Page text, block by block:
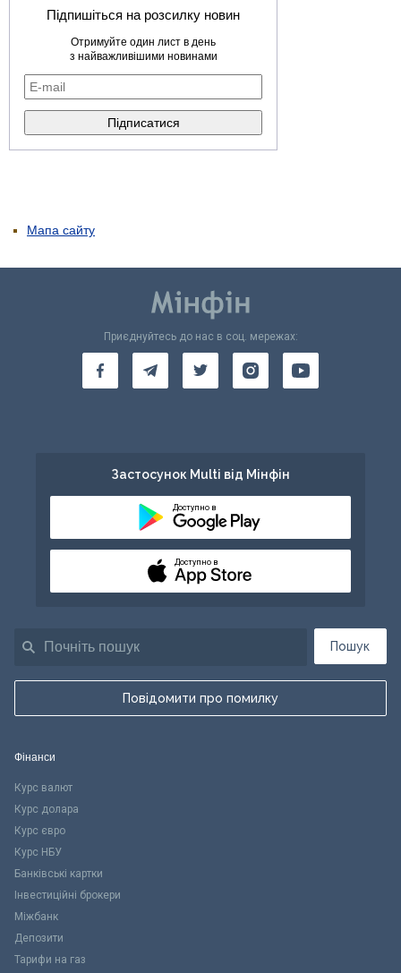
Підпишіться на розсилку новин
Отримуйте один лист в день
з найважливішими новинами
Мапа сайту
Пошук
Повідомити про помилку
Приєднуйтесь до нас в соц. мережах:
Застосунок Multi від Мінфін
Доступно в
Доступно в
Фінанси
Курс валют
Курс долара
Курс євро
Курс НБУ
Банківські картки
Інвестиційні брокери
Міжбанк
Депозити
Тарифи на газ